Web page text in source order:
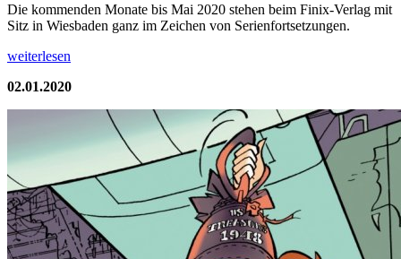
Die kommenden Monate bis Mai 2020 stehen beim Finix-Verlag mit
Sitz in Wiesbaden ganz im Zeichen von Serienfortsetzungen.
weiterlesen
02.01.2020